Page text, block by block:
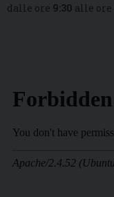
dalle ore 9:30 alle ore